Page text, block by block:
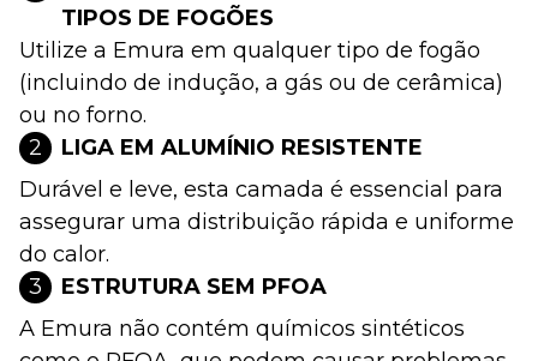
TIPOS DE FOGÕES
Utilize a Emura em qualquer tipo de fogão
(incluindo de indução, a gás ou de cerâmica)
ou no forno.
2
LIGA EM ALUMÍNIO RESISTENTE
Durável e leve, esta camada é essencial para
assegurar uma distribuição rápida e uniforme
do calor.
3
ESTRUTURA SEM PFOA
A Emura não contém químicos sintéticos